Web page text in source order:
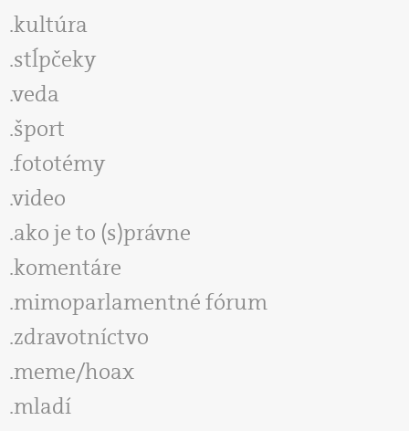
kultúra
stĺpčeky
veda
šport
fototémy
video
ako je to (s)právne
komentáre
mimoparlamentné fórum
zdravotníctvo
meme/hoax
mladí